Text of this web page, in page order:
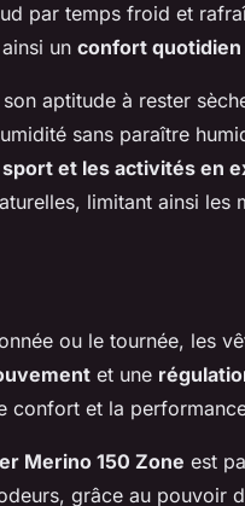
par temps froid et
un confort quotidien
aptitude à rester
sans paraître
et les activités en
limitant ainsi les
ou le tournée, les
et une
confort et la
Merino 150 Zone est
grâce au pouvoir